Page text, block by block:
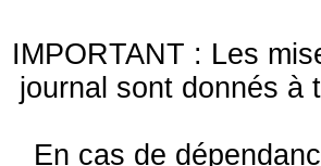
IMPORTANT : Les
journal sont donnés à
En cas de